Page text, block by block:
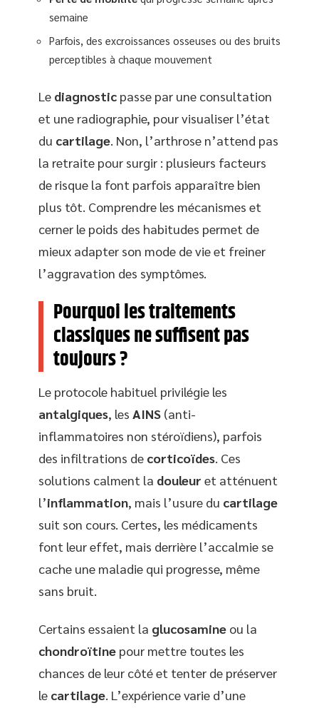
semaine
Parfois, des excroissances osseuses ou des bruits
perceptibles à chaque mouvement
Le diagnostic passe par une consultation
et une radiographie, pour visualiser l’état
du cartilage . Non, l’arthrose n’attend pas
la retraite pour surgir : plusieurs facteurs
de risque la font parfois apparaître bien
plus tôt. Comprendre les mécanismes et
cerner le poids des habitudes permet de
mieux adapter son mode de vie et freiner
l’aggravation des symptômes.
Pourquoi les traitements
classiques ne suffisent pas
toujours ?
Le protocole habituel privilégie les
antalgiques, les AINS (anti-
inflammatoires non stéroïdiens), parfois
des infiltrations de corticoïdes . Ces
solutions calment la douleur et atténuent
l’inflammation, mais l’usure du cartilage
suit son cours. Certes, les médicaments
font leur effet, mais derrière l’accalmie se
cache une maladie qui progresse, même
sans bruit.
Certains essaient la glucosamine ou la
chondroïtine pour mettre toutes les
chances de leur côté et tenter de préserver
le cartilage. L’expérience varie d’une